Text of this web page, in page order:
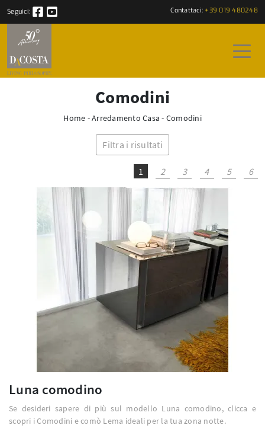
Seguici: Contattaci: +39 019 480248
Comodini
Home -Arredamento Casa - Comodini
Filtra i risultati
1 2 3 4 5 6
Luna comodino
Se desideri sapere di più sul modello Luna comodino, clicca e
scopri i Comodini e comò Lema ideali per la tua zona notte.